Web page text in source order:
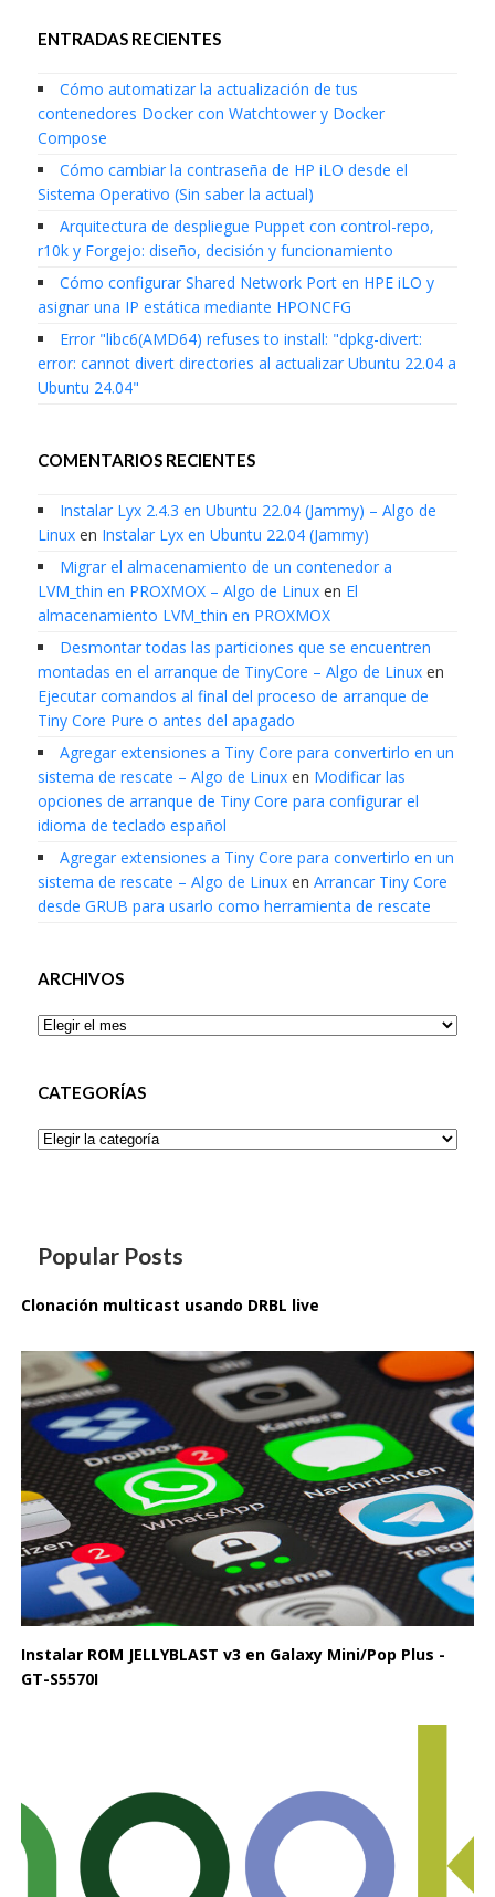
ENTRADAS RECIENTES
Cómo automatizar la actualización de tus
contenedores Docker con Watchtower y Docker
Compose
Cómo cambiar la contraseña de HP iLO desde el
Sistema Operativo (Sin saber la actual)
Arquitectura de despliegue Puppet con control-repo,
r10k y Forgejo: diseño, decisión y funcionamiento
Cómo configurar Shared Network Port en HPE iLO y
asignar una IP estática mediante HPONCFG
Error "libc6(AMD64) refuses to install: "dpkg-divert:
error: cannot divert directories al actualizar Ubuntu 22.04 a
Ubuntu 24.04"
COMENTARIOS RECIENTES
Instalar Lyx 2.4.3 en Ubuntu 22.04 (Jammy) – Algo de
Linuxen Instalar Lyx en Ubuntu 22.04 (Jammy)
Migrar el almacenamiento de un contenedor a
LVM_thin en PROXMOX – Algo de Linuxen El
almacenamiento LVM_thin en PROXMOX
Desmontar todas las particiones que se encuentren
montadas en el arranque de TinyCore – Algo de Linuxen
Ejecutar comandos al final del proceso de arranque de
Tiny Core Pure o antes del apagado
Agregar extensiones a Tiny Core para convertirlo en un
sistema de rescate – Algo de Linuxen Modificar las
opciones de arranque de Tiny Core para configurar el
idioma de teclado español
Agregar extensiones a Tiny Core para convertirlo en un
sistema de rescate – Algo de Linuxen Arrancar Tiny Core
desde GRUB para usarlo como herramienta de rescate
ARCHIVOS
Archivos
CATEGORÍAS
Categorías
Popular Posts
Clonación multicast usando DRBL live
Instalar ROM JELLYBLAST v3 en Galaxy Mini/Pop Plus -
GT-S5570I